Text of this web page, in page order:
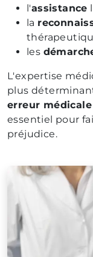
l'assistance
la
les
L'expertise
plus
erreur
essentiel pour
préjudice.